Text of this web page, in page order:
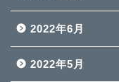
2022年6月
2022年5月